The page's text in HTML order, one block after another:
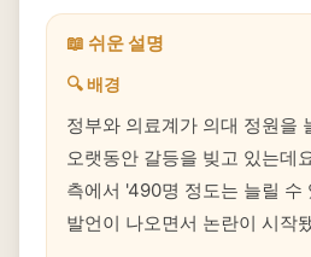
📖 쉬운 설명
🔍 배경
정부와 의료계가 의대 정원을
오랫동안 갈등을 빚고 있는데
측에서 '490명 정도는 늘릴 수
발언이 나오면서 논란이 시작